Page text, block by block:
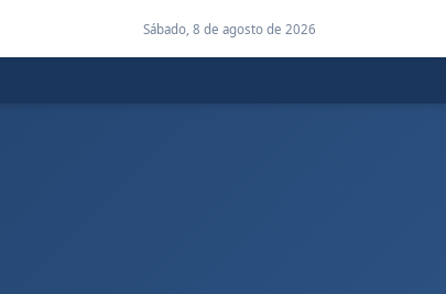
Sábado, 8 de agosto de 2026